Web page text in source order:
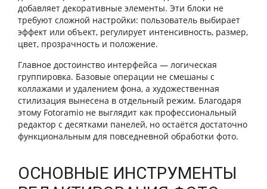
добавляет декоративные элементы. Эти блоки не
требуют сложной настройки: пользователь выбирает
эффект или объект, регулирует интенсивность, размер,
цвет, прозрачность и положение.
Главное достоинство интерфейса — логическая
группировка. Базовые операции не смешаны с
коллажами и удалением фона, а художественная
стилизация вынесена в отдельный режим. Благодаря
этому Fotoramio не выглядит как профессиональный
редактор с десятками панелей, но остаётся достаточно
функциональным для повседневной обработки фото.
ОСНОВНЫЕ ИНСТРУМЕНТЫ